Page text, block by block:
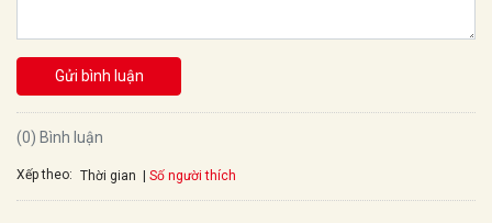
Gửi bình luận
(0) Bình luận
Xếp theo: Thời gian Số người thích